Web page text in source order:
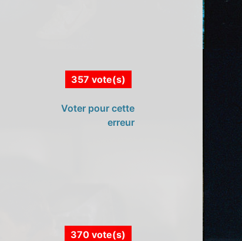
357 vote(s)
Voter pour cette
erreur
370 vote(s)